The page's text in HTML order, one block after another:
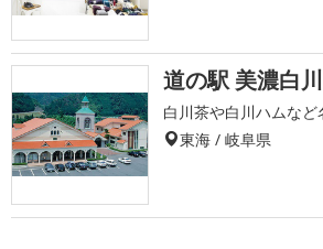
道の駅 美濃白川
白川茶や白川ハムなど
東海 / 岐阜県